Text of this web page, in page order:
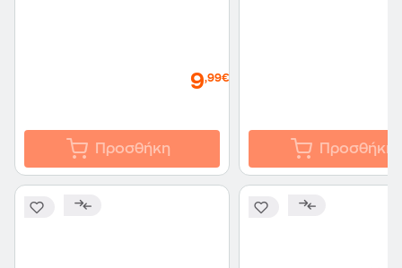
9,99€
Προσθήκη Προσθήκη